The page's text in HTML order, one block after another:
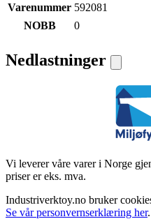
Varenummer 592081
NOBB
0
Nedlastninger
Vi leverer våre varer i Norge
priser er eks. mva.
Industriverktoy.no bruker
Se vår personvernserklæring her.